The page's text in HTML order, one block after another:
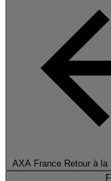
AXA France Retour à